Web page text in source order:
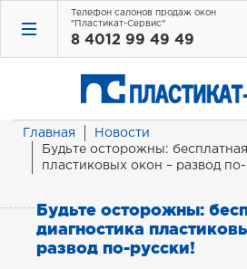
Телефон салонов продаж окон
"Пластикат-Сервис"
8 4012 99 49 49
Главная
Новости
Будьте осторожны:
пластиковых окон – развод
Будьте осторожны:
диагностика
развод по-русски!